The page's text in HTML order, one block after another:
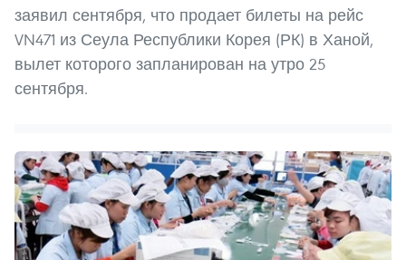
заявил сентября, что продает билеты на рейс
VN471 из Сеула Республики Корея (РК) в Ханой,
вылет которого запланирован на утро 25
сентября.